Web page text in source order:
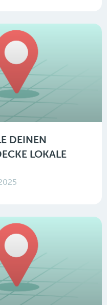
DEINEN
LOKALE